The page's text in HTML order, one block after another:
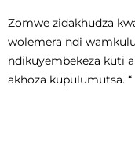
Zomwe zidakhudza
wolemera ndi
ndikuyembekeza kuti
akhoza kupulumutsa. “